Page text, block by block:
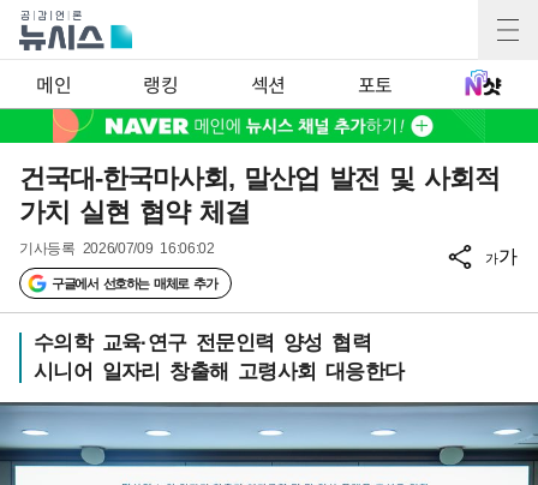
메인 랭킹 섹션 포토
건국대-한국마사회, 말산업 발전 및 사회적
가치 실현 협약 체결
기사등록 2026/07/09 16:06:02
구글에서 선호하는 매체로 추가
가가
수의학 교육·연구 전문인력 양성 협력
시니어 일자리 창출해 고령사회 대응한다